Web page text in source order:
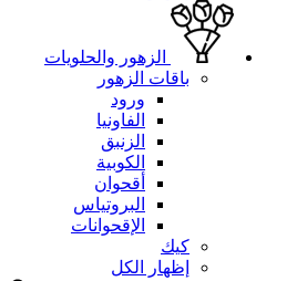
الزهور والحلويات
باقات الزهور
ورود
الفاونيا
الزنبق
الكوبية
أقحوان
البروتياس
الإقحوانات
كيك
إظهار الكل